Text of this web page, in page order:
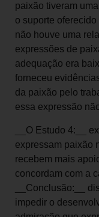
paixão tiveram
o suporte
não houve uma
expressões de
adequação era
forneceu
da paixão pelo
essa expressão
__O Estudo 4:__
expressam paixão
recebem mais
concordam com a
__Conclusão:__
impedir o